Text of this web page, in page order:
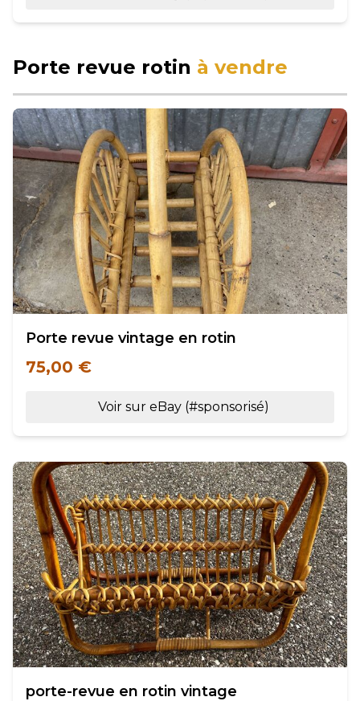
Porte revue rotin à vendre
Porte revue vintage en rotin
75,00 €
Voir sur eBay (#sponsorisé)
porte-revue en rotin vintage